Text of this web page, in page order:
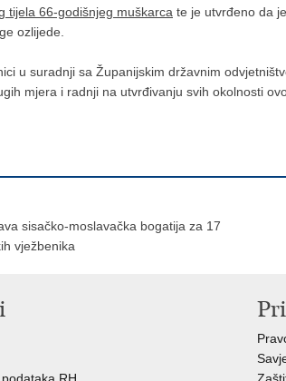
tijela 66-godišnjeg muškarca te je utvrđeno da
ozlijede.
u suradnji sa Županijskim državnim
mjera i radnji na utvrđivanju svih okolnosti
sisačko-moslavačka bogatija za 17
vježbenika